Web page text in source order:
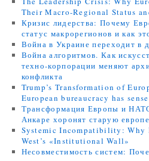
Their Macro-Regional Status
Кризис лидерства: Почему
статус макрорегионов и как
Война в Украине переходит в
Война алгоритмов. Как
техно-корпорации меняют
конфликта
Trump’s Transformation of
European bureaucracy has
Трансформация Европы и
Анкаре хоронят старую
Systemic Incompatibility: Why
West’s «Institutional Wall»
Несовместимость систем: